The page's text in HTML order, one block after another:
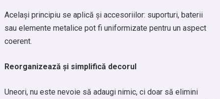
Același principiu se aplică și accesoriilor: suporturi, baterii
sau elemente metalice pot fi uniformizate pentru un aspect
coerent.
Reorganizează și simplifică decorul
Uneori, nu este nevoie să adaugi nimic, ci doar să elimini